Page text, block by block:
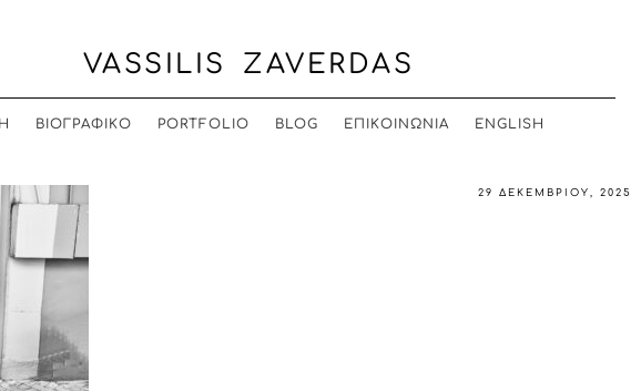
VASSILIS ZAVERDAS
ΒΙΟΓΡΑΦΙΚΟ PORTFOLIO BLOG ΕΠΙΚΟΙΝΩΝΙΑ ENGLISH
29 ΔΕΚΕΜΒΡΊΟΥ, 2025